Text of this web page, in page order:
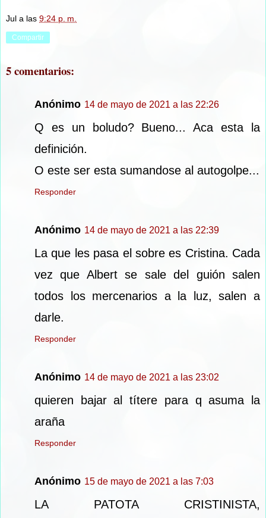
Jul a las 9:24 p. m.
Compartir
5 comentarios:
Anónimo 14 de mayo de 2021 a las 22:26
Q es un boludo? Bueno... Aca esta la
definición.
O este ser esta sumandose al autogolpe...
Responder
Anónimo 14 de mayo de 2021 a las 22:39
La que les pasa el sobre es Cristina. Cada
vez que Albert se sale del guión salen
todos los mercenarios a la luz, salen a
darle.
Responder
Anónimo 14 de mayo de 2021 a las 23:02
quieren bajar al títere para q asuma la
araña
Responder
Anónimo 15 de mayo de 2021 a las 7:03
LA PATOTA CRISTINISTA,